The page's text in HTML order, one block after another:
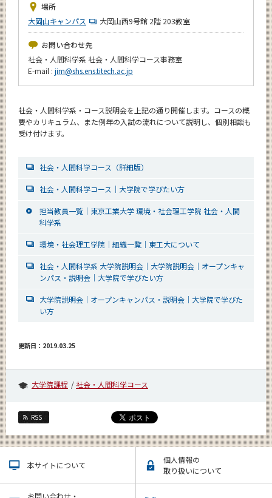
場所
大岡山キャンパス
大岡山西9号館 2階 203教室
お問い合わせ先
社会・人間科学系 社会・人間科学コース事務室
E-mail : jim@shs.ens.titech.ac.jp
社会・人間科学系・コース説明会を上記の通り開催します。コースの概
要やカリキュラム、また例年の入試の流れについて説明し、個別相談も
受け付けます。
社会・人間科学コース（詳細版）
社会・人間科学コース｜大学院で学びたい方
担当教員一覧｜東京工業大学 環境・社会理工学院 社会・人間
科学系
環境・社会理工学院｜組織一覧｜東工大について
社会・人間科学系 大学院説明会｜大学院説明会｜オープンキャ
ンパス・説明会｜大学院で学びたい方
大学院説明会｜オープンキャンパス・説明会｜大学院で学びた
い方
更新日：2019.03.25
大学院課程 社会・人間科学コース
RSS
本サイトについて
個人情報の
取り扱いについて
お問い合わせ・
今後のイベント
今後の課程別イベント
年別アーカイブ
サイト構成
CLOSE